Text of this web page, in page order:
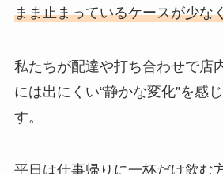
まま止まっているケースが少な
私たちが配達や打ち合わせで店
には出にくい“静かな変化”を感
す。
平日は仕事帰りに一杯だけ飲む